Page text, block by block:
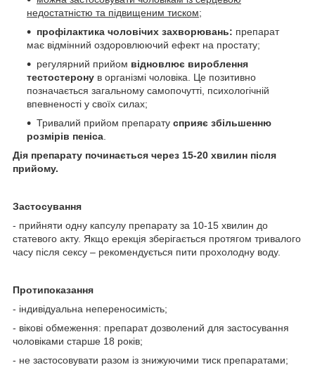
недостатністю та підвищеним тиском;
профілактика чоловічих захворювань: препарат
має відмінний оздоровлюючий ефект на простату;
регулярний прийом відновлює вироблення
тестостерону в організмі чоловіка. Це позитивно
позначається загальному самопочутті, психологічній
впевненості у своїх силах;
Тривалий прийом препарату сприяє збільшенню
розмірів пеніса
Дія препарату починається через 15-20 хвилин після
прийому.
Застосування
- прийняти одну капсулу препарату за 10-15 хвилин до
статевого акту. Якщо ерекція зберігається протягом тривалого
часу після сексу – рекомендується пити прохолодну воду.
Протипоказання
- індивідуальна непереносимість;
- вікові обмеження: препарат дозволений для застосування
чоловіками старше 18 років;
- не застосовувати разом із знижуючими тиск препаратами;